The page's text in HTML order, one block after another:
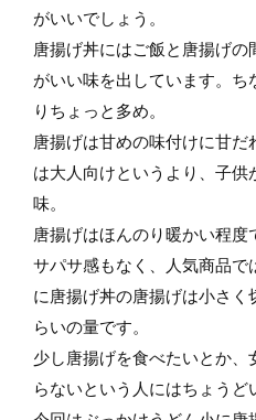
がいいでしょう。
唐揚げ丼にはご飯と唐揚げ
がいい味を出しています。ち
りちょっと多め。
唐揚げは甘めの味付けに甘
は大人向けというより、子
味。
唐揚げはほんのり暖かい程
サパサ感もなく、人気商品
に唐揚げ丼の唐揚げは小さ
らいの量です。
少し唐揚げを食べたいとか
らないという人にはちょうど